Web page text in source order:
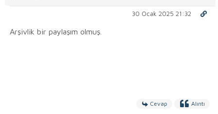
30 Ocak 2025 21:32
Arşivlik bir paylaşım olmuş.
Cevap Alıntı